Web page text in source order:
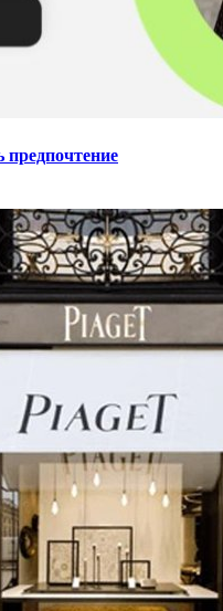
предпочтение